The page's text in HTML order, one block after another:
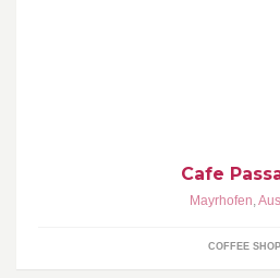
Cafe
Mayrhofen,
COFFEE SHOP